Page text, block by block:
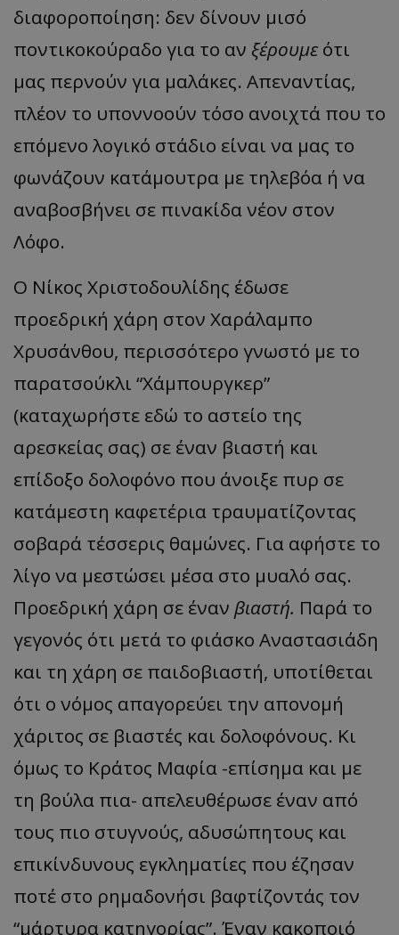
διαφοροποίηση: δεν δίνουν μισό
ποντικοκούραδο για το αν ξέρουμε ότι
μας περνούν για μαλάκες. Απεναντίας,
πλέον το υποννοούν τόσο ανοιχτά που το
επόμενο λογικό στάδιο είναι να μας το
φωνάζουν κατάμουτρα με τηλεβόα ή να
αναβοσβήνει σε πινακίδα νέον στον
Λόφο.
Ο Νίκος Χριστοδουλίδης έδωσε
προεδρική χάρη στον Χαράλαμπο
Χρυσάνθου, περισσότερο γνωστό με το
παρατσούκλι “Χάμπουργκερ”
(καταχωρήστε εδώ το αστείο της
αρεσκείας σας) σε έναν βιαστή και
επίδοξο δολοφόνο που άνοιξε πυρ σε
κατάμεστη καφετέρια τραυματίζοντας
σοβαρά τέσσερις θαμώνες. Για αφήστε το
λίγο να μεστώσει μέσα στο μυαλό σας.
Προεδρική χάρη σε έναν βιαστή. Παρά το
γεγονός ότι μετά το φιάσκο Αναστασιάδη
και τη χάρη σε παιδοβιαστή, υποτίθεται
ότι ο νόμος απαγορεύει την απονομή
χάριτος σε βιαστές και δολοφόνους. Κι
όμως το Κράτος Μαφία -επίσημα και με
τη βούλα πια- απελευθέρωσε έναν από
τους πιο στυγνούς, αδυσώπητους και
επικίνδυνους εγκληματίες που έζησαν
ποτέ στο ρημαδονήσι βαφτίζοντάς τον
“μάρτυρα κατηγορίας”. Έναν κακοποιό